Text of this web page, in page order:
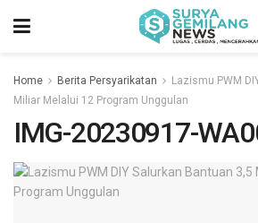
Home Berita Persyarikatan
Lazismu PWM
Miliar Melalui 12 Program Unggulan
IMG-20230917-